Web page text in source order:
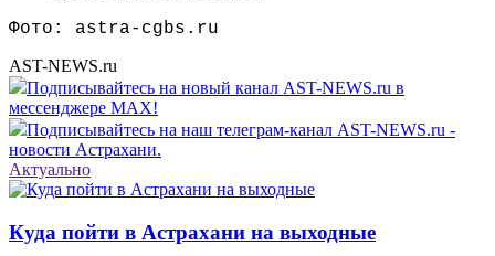
Фото: astra-cgbs.ru
AST-NEWS.ru
Подписывайтесь на новый канал AST-NEWS.ru в
мессенджере MAX!
Подписывайтесь на наш телеграм-канал AST-NEWS.ru -
новости Астрахани.
Актуально
Куда пойти в Астрахани на выходные